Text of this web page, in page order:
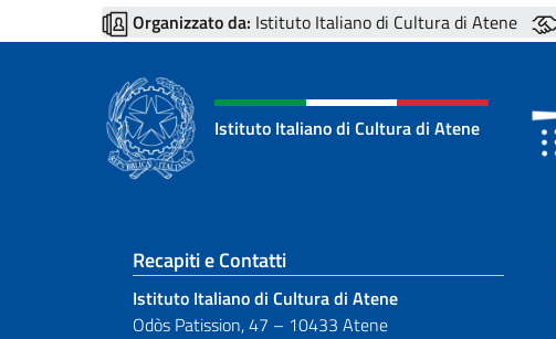
Organizzato da: Istituto Italiano di Cultura di Atene
Istituto Italiano di Cultura di Atene
Sezione footer
Recapiti e Contatti
Istituto Italiano di Cultura di Atene
Odòs Patission, 47 – 10433 Atene